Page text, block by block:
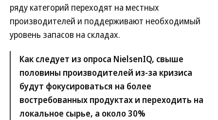
ряду категорий переходят на местных
производителей и поддерживают необходимый
уровень запасов на складах.
Как следует из опроса NielsenIQ, свыше
половины производителей из-за кризиса
будут фокусироваться на более
востребованных продуктах и переходить на
локальное сырье, а около 30%